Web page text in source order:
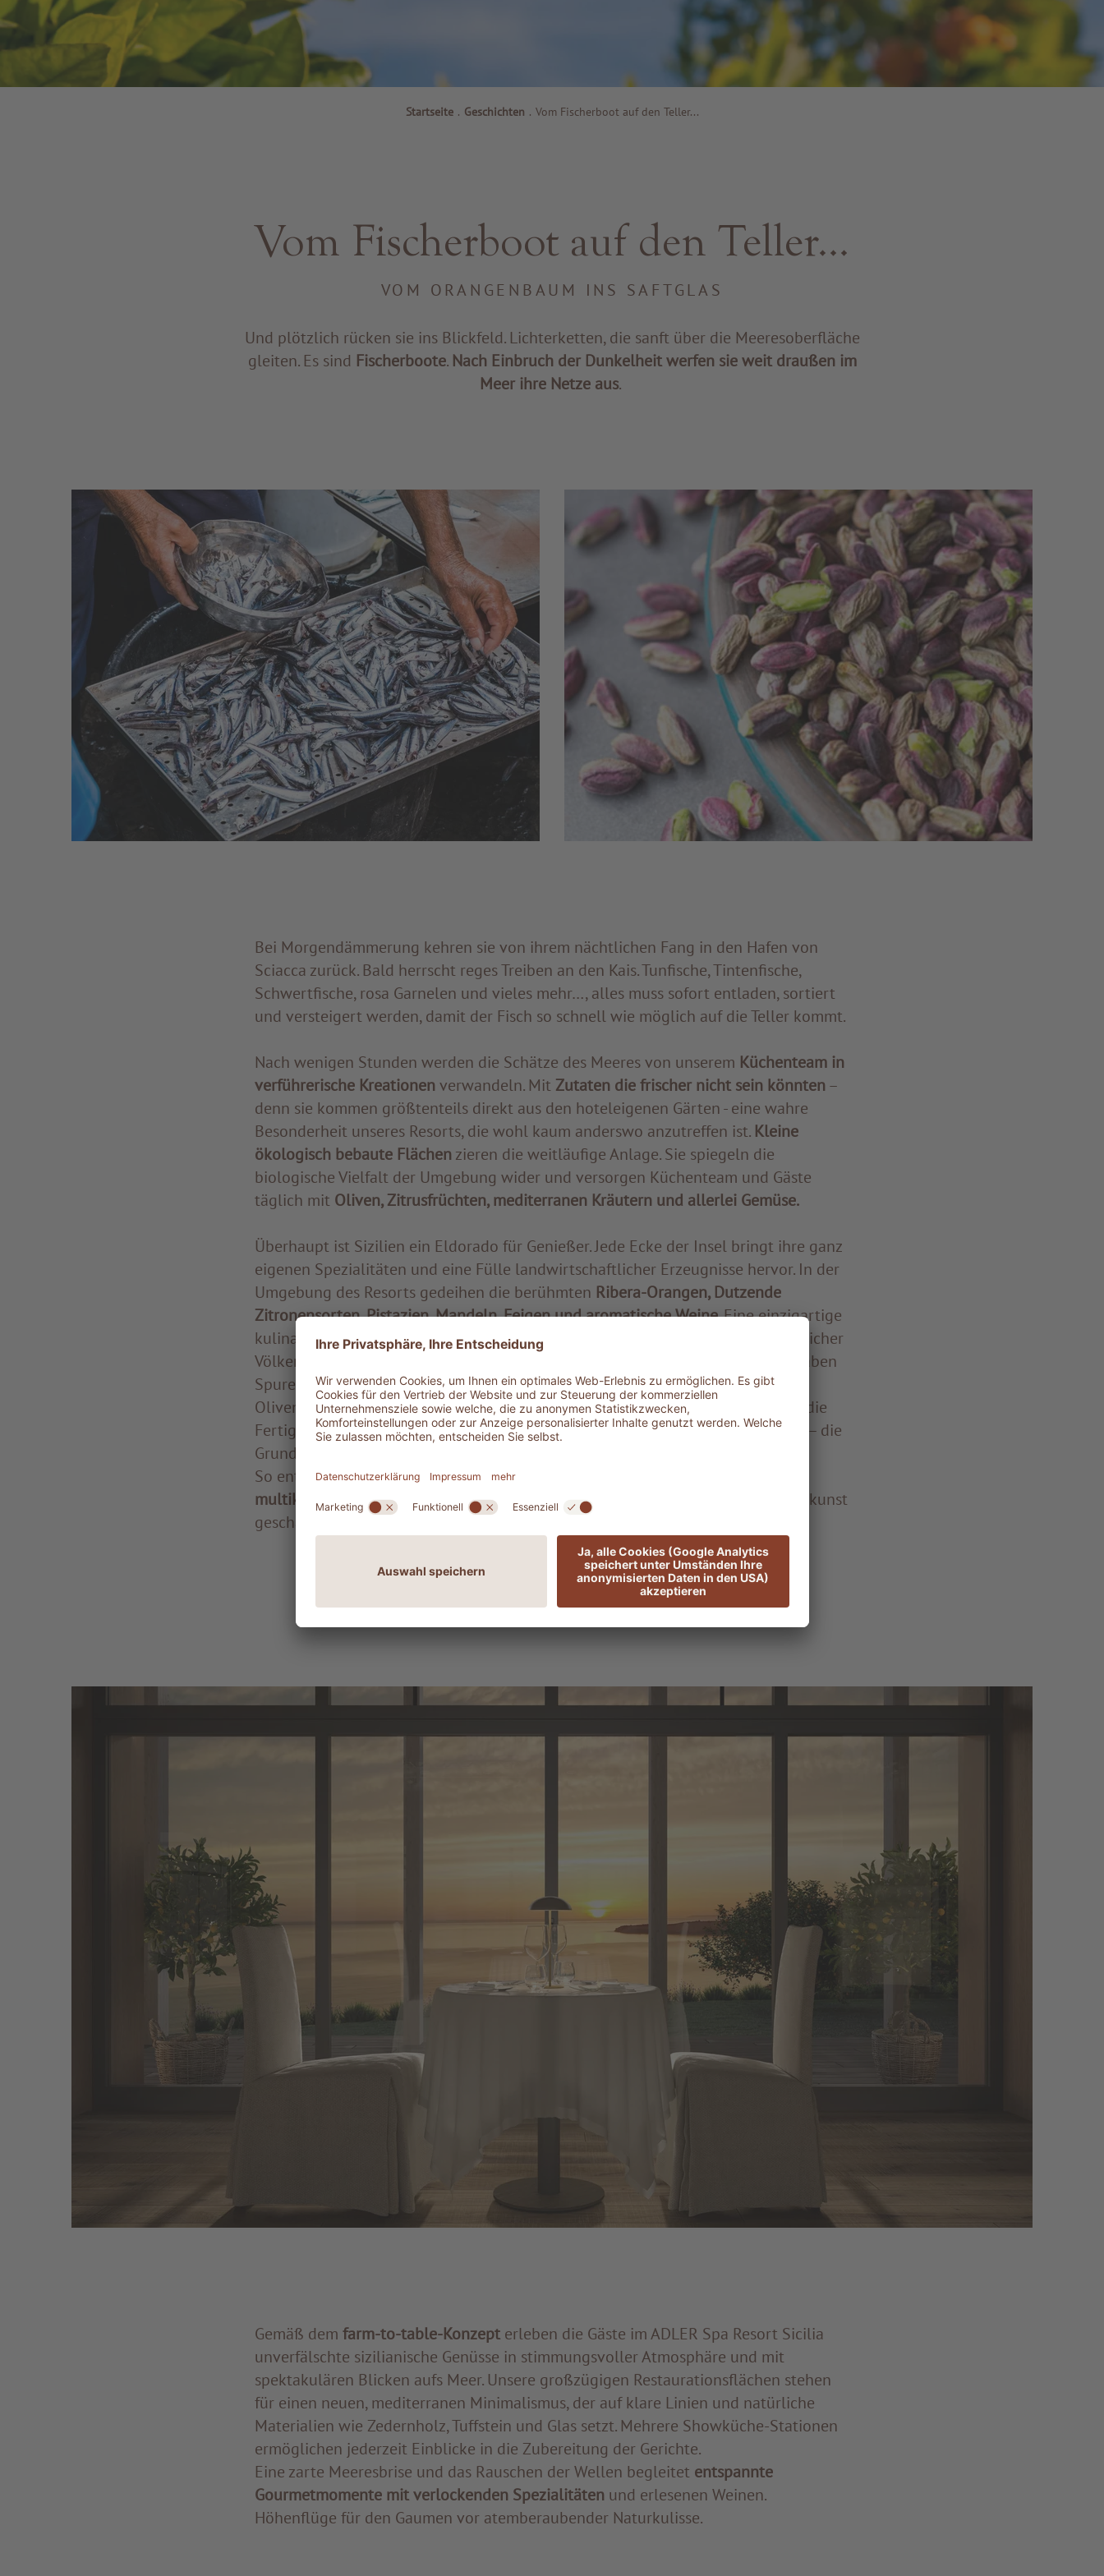
Startseite . Geschichten . Vom Fischerboot auf den Teller...
Vom Fischerboot auf den Teller...
VOM ORANGENBAUM INS SAFTGLAS
Und plötzlich rücken sie ins Blickfeld. Lichterketten, die sanft über die Meeresoberfläche
gleiten. Es sind Fischerboote. Nach Einbruch der Dunkelheit werfen sie weit draußen im
Meer ihre Netze aus.
Bei Morgendämmerung kehren sie von ihrem nächtlichen Fang in den Hafen von
Sciacca zurück. Bald herrscht reges Treiben an den Kais. Tunfische, Tintenfische,
Schwertfische, rosa Garnelen und vieles mehr…, alles muss sofort entladen, sortiert
und versteigert werden, damit der Fisch so schnell wie möglich auf die Teller kommt.
Nach wenigen Stunden werden die Schätze des Meeres von unserem Küchenteam in
verführerische Kreationen verwandeln. Mit Zutaten die frischer nicht sein könnten –
denn sie kommen größtenteils direkt aus den hoteleigenen Gärten - eine wahre
Besonderheit unseres Resorts, die wohl kaum anderswo anzutreffen ist. Kleine
ökologisch bebaute Flächen zieren die weitläufige Anlage. Sie spiegeln die
biologische Vielfalt der Umgebung wider und versorgen Küchenteam und Gäste
täglich mit Oliven, Zitrusfrüchten, mediterranen Kräutern und allerlei Gemüse.
Überhaupt ist Sizilien ein Eldorado für Genießer. Jede Ecke der Insel bringt ihre ganz
eigenen Spezialitäten und eine Fülle landwirtschaftlicher Erzeugnisse hervor. In der
Umgebung des Resorts gedeihen die berühmten Ribera-Orangen, Dutzende
Zitronensorten, Pistazien, Mandeln, Feigen und aromatische Weine. Eine einzigartige
kulinarische Vielfalt die aus der Tradition schöpft und von den Einflüssen zahlreicher
Völker geprägt ist. Griechen, Araber, Normannen, Franzosen, Spanier – sie alle haben
Spuren hinterlassen, auch in der Küche. Die Griechen brachten Mandeln, Honig,
Oliven und Innovationen im Weinbau. Die Araber Gewürze aus dem Orient und die
Fertigkeit der Pasta-Herstellung. Die Spanier Tomaten, Peperoni und den Kakao – die
Grundlage für die traditionsreiche Schokoladenproduktion in Modica.
So entstand im Herzen des Mittelmeers über Jahrhunderte hinweg eine
multikulturelle Küche
, die heute noch als höchster Ausdruck mediterraner Kochkunst
geschätzt wird.
Gemäß dem farm-to-table-Konzept erleben die Gäste im ADLER Spa Resort Sicilia
unverfälschte sizilianische Genüsse in stimmungsvoller Atmosphäre und mit
spektakulären Blicken aufs Meer. Unsere großzügigen Restaurationsflächen stehen
für einen neuen, mediterranen Minimalismus, der auf klare Linien und natürliche
Materialien wie Zedernholz, Tuffstein und Glas setzt. Mehrere Showküche-Stationen
ermöglichen jederzeit Einblicke in die Zubereitung der Gerichte.
Eine zarte Meeresbrise und das Rauschen der Wellen begleitet entspannte
Gourmetmomente mit verlockenden Spezialitäten und erlesenen Weinen.
Höhenflüge für den Gaumen vor atemberaubender Naturkulisse.